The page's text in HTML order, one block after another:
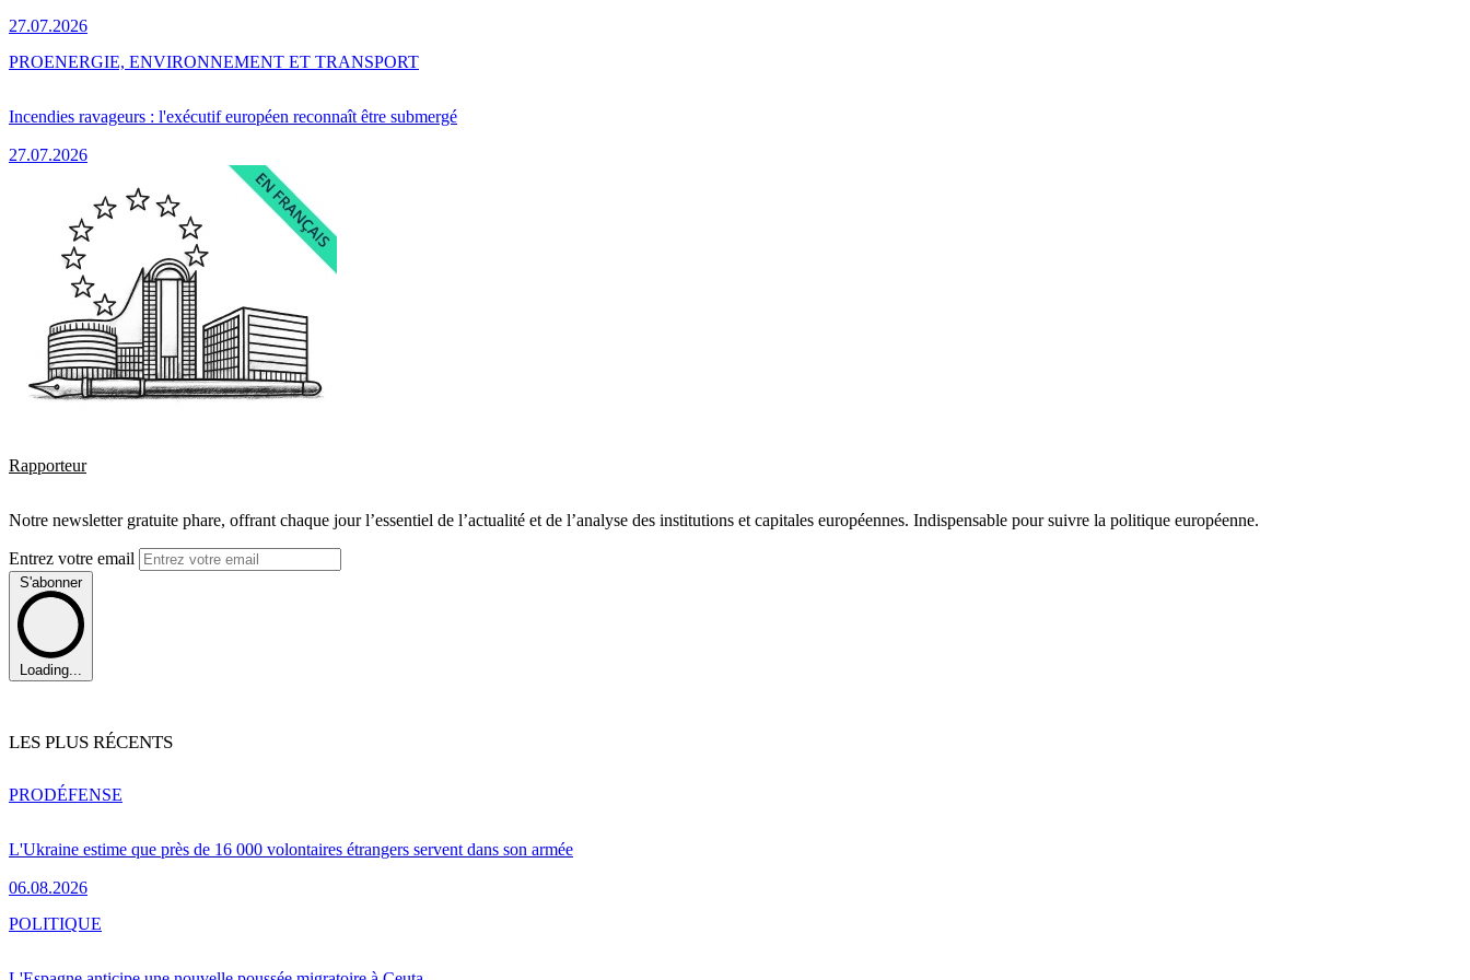
27.07.2026
Incendies ravageurs : l'exécutif européen reconnaît être submergé
27.07.2026
PROENERGIE, ENVIRONNEMENT ET TRANSPORT
Rapporteur
Notre newsletter gratuite phare, offrant chaque jour l’essentiel de l’actualité et de l’analyse des institutions et capitales européennes. Indispensable pour suivre la politique européenne.
Entrez votre email
S'abonner
Loading...
LES PLUS RÉCENTS
L'Ukraine estime que près de 16 000 volontaires étrangers servent dans son armée
06.08.2026
PRODÉFENSE
POLITIQUE